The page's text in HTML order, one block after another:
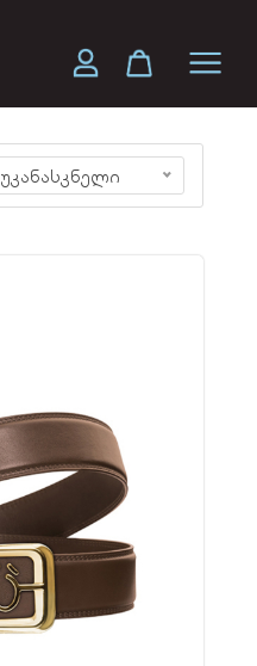
უკანასკნელი